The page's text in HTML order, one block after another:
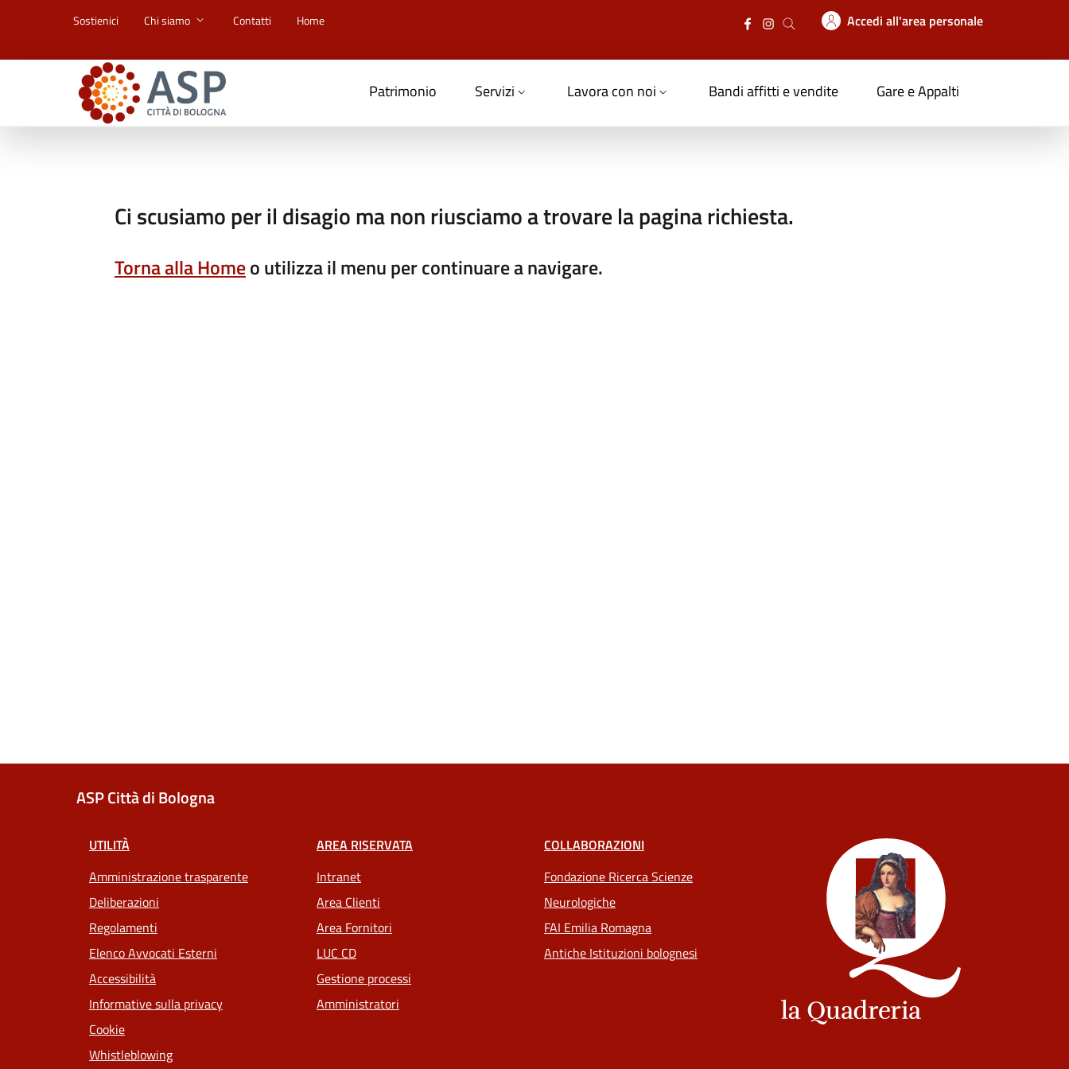
Sostienici Chi siamo Contatti Home Accedi all'area personale
Patrimonio Servizi Lavora con noi Bandi affitti e vendite Gare e Appalti
Ci scusiamo per il disagio ma non riusciamo a trovare la pagina richiesta.
Torna alla Homeo utilizza il menu per continuare a navigare.
ASP Città di Bologna
UTILITÀ
Amministrazione trasparente
Deliberazioni
Regolamenti
Elenco Avvocati Esterni
Accessibilità
Informative sulla privacy
Cookie
Whistleblowing
AREA RISERVATA
Intranet
Area Clienti
Area Fornitori
LUC CD
Gestione processi
Amministratori
COLLABORAZIONI
Fondazione Ricerca Scienze
Neurologiche
FAI Emilia Romagna
Antiche Istituzioni bolognesi